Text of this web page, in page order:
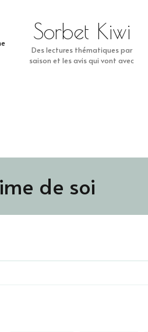
Sorbet Kiwi
Des lectures thématiques par
saison et les avis qui vont avec
de soi